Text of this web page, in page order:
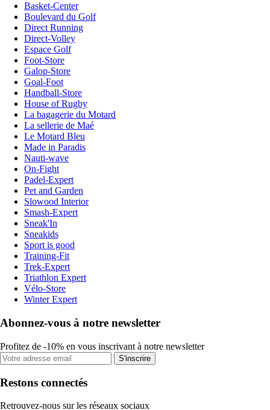
Basket-Center
Boulevard du Golf
Direct Running
Direct-Volley
Espace Golf
Foot-Store
Galop-Store
Goal-Foot
Handball-Store
House of Rugby
La bagagerie du Motard
La sellerie de Maé
Le Motard Bleu
Made in Paradis
Nauti-wave
On-Fight
Padel-Expert
Pet and Garden
Slowood Interior
Smash-Expert
Sneak'In
Sneakids
Sport is good
Training-Fit
Trek-Expert
Triathlon Expert
Vélo-Store
Winter Expert
Abonnez-vous à notre newsletter
Profitez de -10% en vous inscrivant à notre newsletter
S'inscrire
Restons connectés
Retrouvez-nous sur les réseaux sociaux